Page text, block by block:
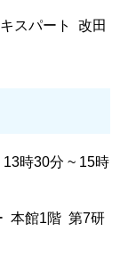
パート 改田
時30分 ~ 15時
本館1階 第7研